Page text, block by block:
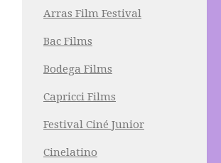
Arras Film Festival
Bac Films
Bodega Films
Capricci Films
Festival Ciné Junior
Cinelatino